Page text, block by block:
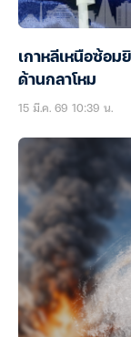
เกาหลีเหนือซ้อม
ด้านกลาโหม
15 มี.ค. 69 10:39 น.